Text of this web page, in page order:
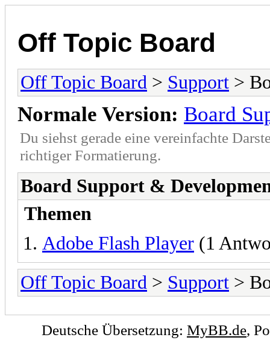
Off Topic Board
Off Topic Board > Support >
Normale Version: Board
Du siehst gerade eine vereinfachte
richtiger Formatierung.
Board Support &
Themen
Adobe Flash Player (1
Off Topic Board > Support >
Deutsche Übersetzung: MyBB.de,